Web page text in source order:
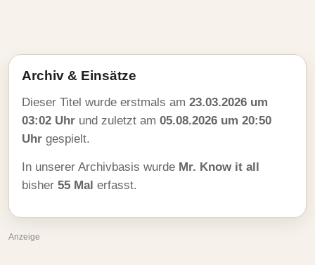
Archiv & Einsätze
Dieser Titel wurde erstmals am 23.03.2026 um
03:02 Uhr und zuletzt am 05.08.2026 um 20:50
Uhr gespielt.
In unserer Archivbasis wurde Mr. Know it all
bisher 55 Mal erfasst.
Anzeige